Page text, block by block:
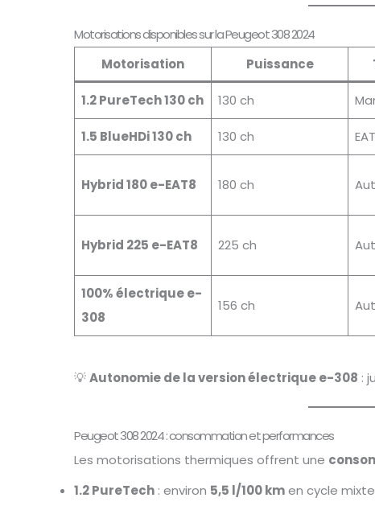
Motorisations disponibles sur la Peugeot 308 2024
Motorisation
Puissance
1.2 PureTech 130 ch 130 ch
1.5 BlueHDi 130 ch 130 ch
Hybrid 180 e-EAT8 180 ch
Hybrid 225 e-EAT8 225 ch
100% électrique e-
308
156 ch
💡Autonomie de la version électrique e-308 :
Peugeot 308 2024 : consommation et performances
Les motorisations thermiques offrent une
1.2 PureTech : environ 5,5 l/100 kmen cycle